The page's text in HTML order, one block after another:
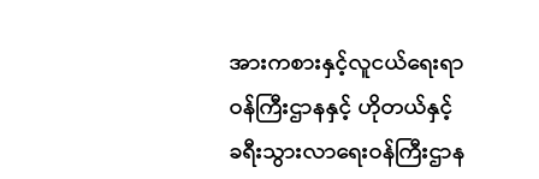
အားကစားနှင့်လူငယ်ရေးရာ
ဝန်ကြီးဌာနနှင့် ဟိုတယ်နှင့်
ခရီးသွားလာရေးဝန်ကြီးဌာန